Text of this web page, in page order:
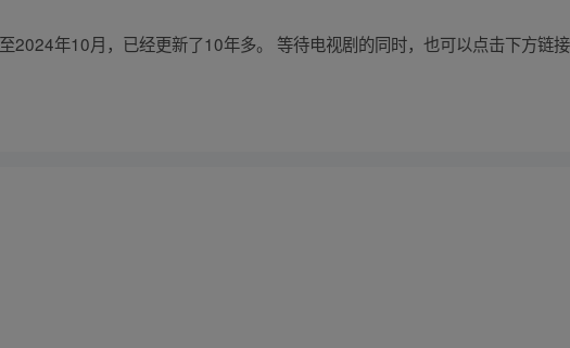
2024年10月，已经更新了10年多。 等待电视剧的同时，也可以点击下方链